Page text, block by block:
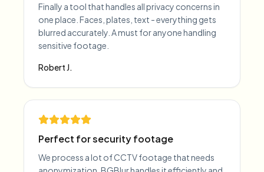
Finally a tool that handles all privacy concerns in
one place. Faces, plates, text - everything gets
blurred accurately. A must for anyone handling
sensitive footage.
Robert J.
Perfect for security footage
We process a lot of CCTV footage that needs